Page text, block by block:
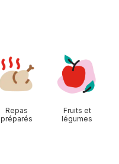
Repas
préparés
Fruits et
légumes